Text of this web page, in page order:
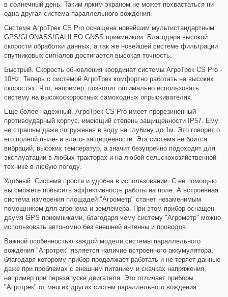
в солнечный день. Таким ярким экраном не может похвастаться ни
одна другая система параллельного вождения.
Система АгроТрек CS Pro оснащена новейшим мультистандартным
GPS/GLONASS/GALILEO GNSS приемником. Благодаря высокой
скорости обработки данных, а так же новейшей системе фильтрации
спутниковых сигналов достигается высокая точность.
Быстрый. Скорость обновления координат системы АгроТрек CS Pro -
10Hz. Теперь с системой АгроТрек комфортно работать на высоких
скоростях. Что, например, позволит оптимально использовать
систему на высокоскоростных самоходных опрыскивателях.
Еще более надежный. АгроТрек CS Pro имеет прорезиненный
противоударный корпус, имеющий степень защищенности IP57. Ему
не страшны даже погружения в воду на глубину до 1м. Это говорит о
его полной пыле- и влаго- защищенности. Эта система не боится
вибраций, высоких температур, а значит безупречно подоходит для
эксплуатации в любых тракторах и на любой сельскохозяйственной
технике в любую погоду.
Удобный. Система проста и удобна в использовании. С ее помощью
вы сможете повысить эффективность работы на поле. А встроенная
система измерения площадей "Агрометр" станет незаменимым
помощником для агронома и землемера. При этом прибор оснащен
двумя GPS приемниками, благодаря чему систему "Агрометр" можно
использовать автономно без внешней антенны и проводов.
Важной особенностью каждой модели системы параллельного
вождения "Агротрек" является наличие встроенного аккумулятора,
благодаря которому прибор продолжает работать и не теряет данные
даже при проблемах с внешним питанием и скачках напряжения,
например при перезапуске двигателя. Это отличает приборы
"Агротрек" от многих других систем параллельного вождения.